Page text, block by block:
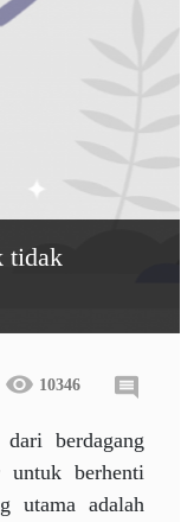
tidak
10346
berdagang
untuk berhenti
utama adalah